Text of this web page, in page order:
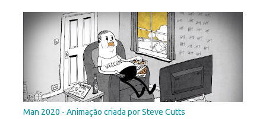
Man 2020 - Animação criada por Steve Cutts